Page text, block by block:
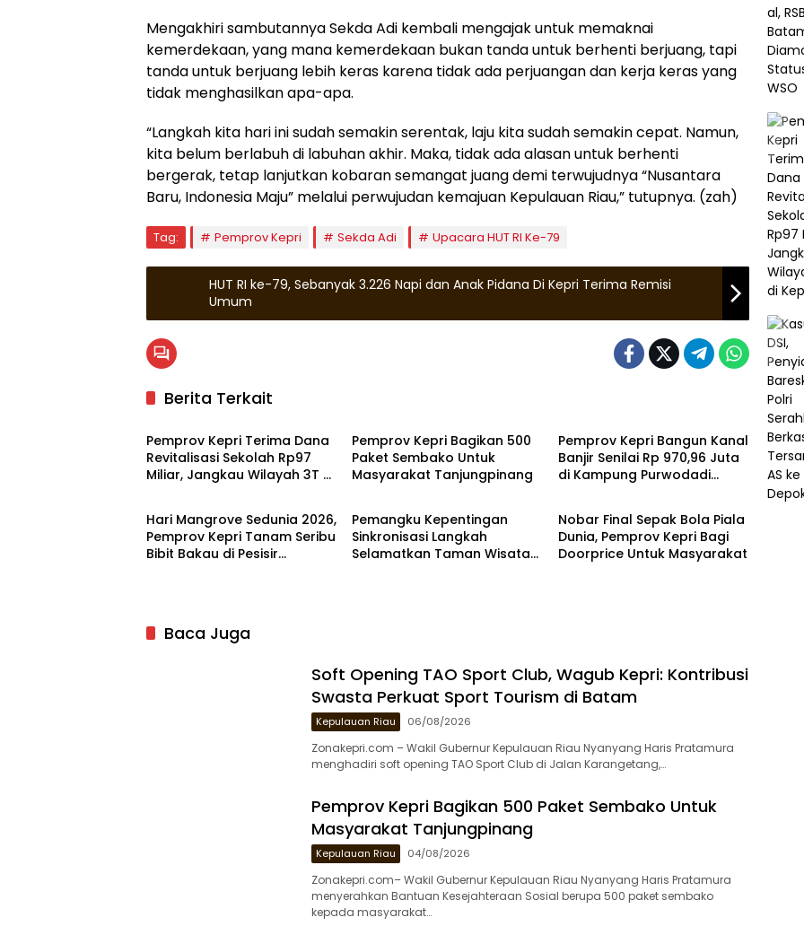
Mengakhiri sambutannya Sekda Adi kembali mengajak untuk memaknai
kemerdekaan, yang mana kemerdekaan bukan tanda untuk berhenti berjuang, tapi
tanda untuk berjuang lebih keras karena tidak ada perjuangan dan kerja keras yang
tidak menghasilkan apa-apa.
“Langkah kita hari ini sudah semakin serentak, laju kita sudah semakin cepat. Namun,
kita belum berlabuh di labuhan akhir. Maka, tidak ada alasan untuk berhenti
bergerak, tetap lanjutkan kobaran semangat juang demi terwujudnya “Nusantara
Baru, Indonesia Maju” melalui perwujudan kemajuan Kepulauan Riau,” tutupnya. (zah)
Tag: Pemprov Kepri Sekda Adi Upacara HUT RI Ke-79
HUT RI ke-79, Sebanyak 3.226 Napi dan Anak Pidana Di Kepri Terima Remisi
Umum
Berita Terkait
Natuna
Pemprov Kepri Terima Dana
Revitalisasi Sekolah Rp97
Miliar, Jangkau Wilayah 3T di
Pemprov Kepri Bagikan 500
Paket Sembako Untuk
Masyarakat Tanjungpinang
Pemprov Kepri Bangun Kanal
Banjir Senilai Rp 970,96 Juta
di Kampung Purwodadi
Kepulauan Riau
Hari Mangrove Sedunia 2026,
Pemprov Kepri Tanam Seribu
Bibit Bakau di Pesisir
Kepulauan Riau
Pemangku Kepentingan
Sinkronisasi Langkah
Selamatkan Taman Wisata
Kepulauan Riau
Nobar Final Sepak Bola Piala
Dunia, Pemprov Kepri Bagi
Doorprice Untuk Masyarakat
Baca Juga
Soft Opening TAO Sport Club, Wagub Kepri: Kontribusi
Swasta Perkuat Sport Tourism di Batam
Kepulauan Riau 06/08/2026
Zonakepri.com – Wakil Gubernur Kepulauan Riau Nyanyang Haris Pratamura
menghadiri soft opening TAO Sport Club di Jalan Karangetang,…
Pemprov Kepri Bagikan 500 Paket Sembako Untuk
Masyarakat Tanjungpinang
Kepulauan Riau 04/08/2026
Zonakepri.com– Wakil Gubernur Kepulauan Riau Nyanyang Haris Pratamura
menyerahkan Bantuan Kesejahteraan Sosial berupa 500 paket sembako
kepada masyarakat…